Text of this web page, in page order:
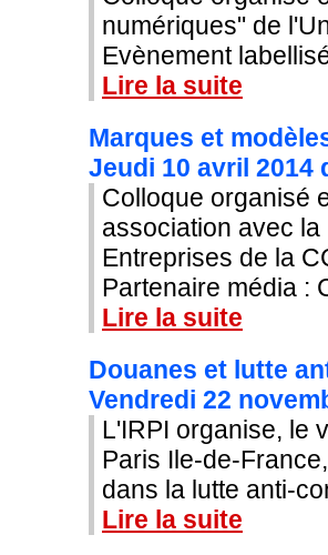
numériques" de
Evènement
Lire la suite
Marques et
Jeudi 10 avril 2014
Colloque organisé
association avec
Entreprises de la
Partenaire média :
Lire la suite
Douanes et lutte
Vendredi 22
L'IRPI organise, le
Paris Ile-de-
dans la lutte anti-
Lire la suite